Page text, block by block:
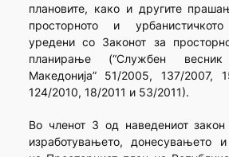
плановите, како и другите
просторното и
уредени со Законот за
планирање (“Службен
Македонија” 51/2005, 137/2007,
124/2010, 18/2011 и 53/2011).
Во членот 3 од наведениот
изработувањето, донесувањето